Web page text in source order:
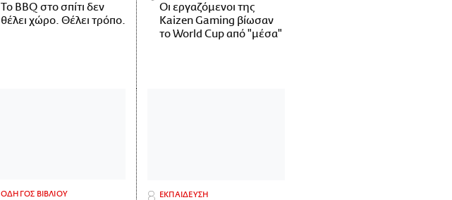
Το BBQ στο σπίτι δεν
θέλει χώρο. Θέλει τρόπο.
Οι εργαζόμενοι της
Kaizen Gaming βίωσαν
το World Cup από "μέσα"
ΟΔΗΓΟΣ ΒΙΒΛΙΟΥ ΕΚΠΑΙΔΕΥΣΗ